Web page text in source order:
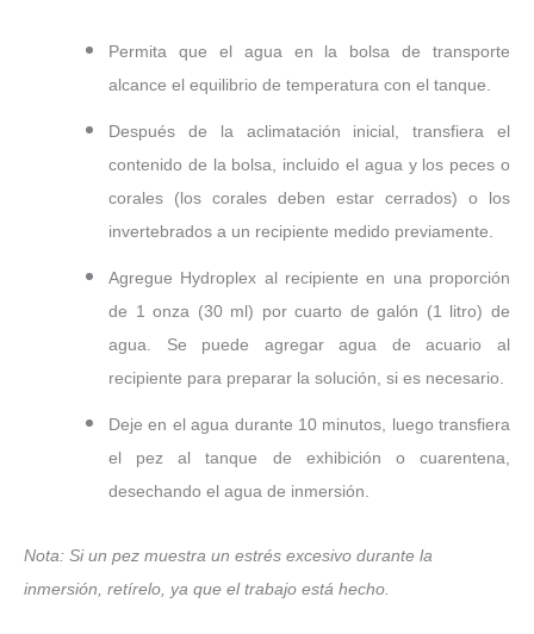
Permita que el agua en la bolsa de transporte
alcance el equilibrio de temperatura con el tanque.
Después de la aclimatación inicial, transfiera el
contenido de la bolsa, incluido el agua y los peces o
corales (los corales deben estar cerrados) o los
invertebrados a un recipiente medido previamente.
Agregue Hydroplex al recipiente en una proporción
de 1 onza (30 ml) por cuarto de galón (1 litro) de
agua. Se puede agregar agua de acuario al
recipiente para preparar la solución, si es necesario.
Deje en el agua durante 10 minutos, luego transfiera
el pez al tanque de exhibición o cuarentena,
desechando el agua de inmersión.
Nota: Si un pez muestra un estrés excesivo durante la
inmersión, retírelo, ya que el trabajo está hecho.